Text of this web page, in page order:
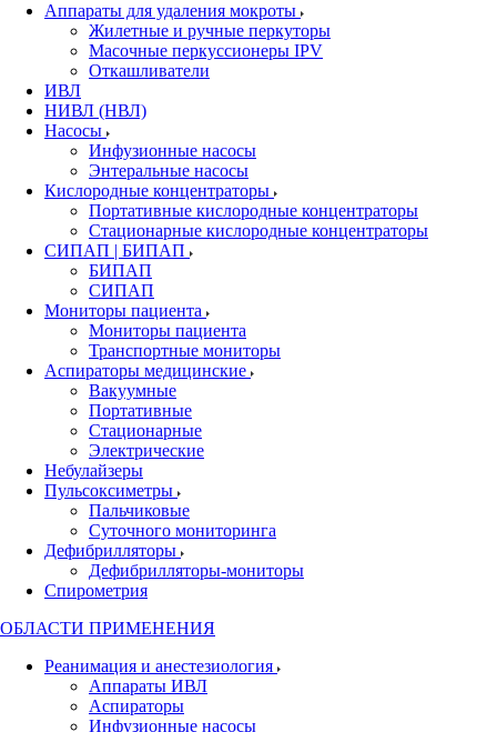
Аппараты для удаления мокроты
Жилетные и ручные перкуторы
Масочные перкуссионеры IPV
Откашливатели
ИВЛ
НИВЛ (НВЛ)
Насосы
Инфузионные насосы
Энтеральные насосы
Кислородные концентраторы
Портативные кислородные концентраторы
Стационарные кислородные концентраторы
СИПАП | БИПАП
БИПАП
СИПАП
Мониторы пациента
Мониторы пациента
Транспортные мониторы
Аспираторы медицинские
Вакуумные
Портативные
Стационарные
Электрические
Небулайзеры
Пульсоксиметры
Пальчиковые
Суточного мониторинга
Дефибрилляторы
Дефибрилляторы-мониторы
Спирометрия
ОБЛАСТИ ПРИМЕНЕНИЯ
Реанимация и анестезиология
Аппараты ИВЛ
Аспираторы
Инфузионные насосы